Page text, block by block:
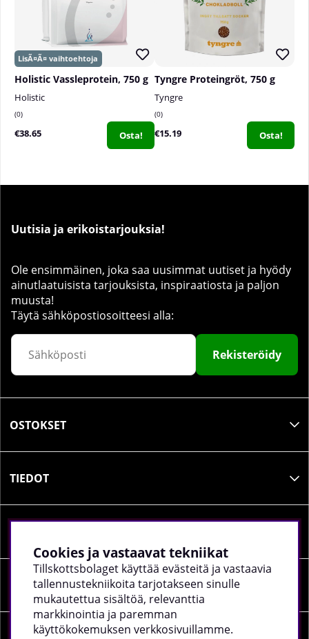
Holistic Vassleprotein, 750 g
Holistic
0
€38.65 Osta!
Tyngre Proteingröt, 750 g
Tyngre
0
€15.19 Osta!
Uutisia ja erikoistarjouksia!
Ole ensimmäinen, joka saa uusimmat uutiset ja hyödy
ainutlaatuisista tarjouksista, inspiraatiosta ja paljon
muusta!
Täytä sähköpostiosoitteesi alla:
Rekisteröidy
OSTOKSET
TIEDOT
YRITYKSEN TIEDOT
Cookies ja vastaavat tekniikat
Tillskottsbolaget käyttää evästeitä ja vastaavia
tallennustekniikoita tarjotakseen sinulle
mukautettua sisältöä, relevanttia
markkinointia ja paremman
käyttökokemuksen verkkosivuillamme.